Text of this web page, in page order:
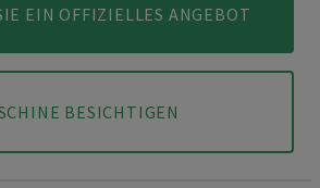
EIN OFFIZIELLES ANGEBOT
BESICHTIGEN